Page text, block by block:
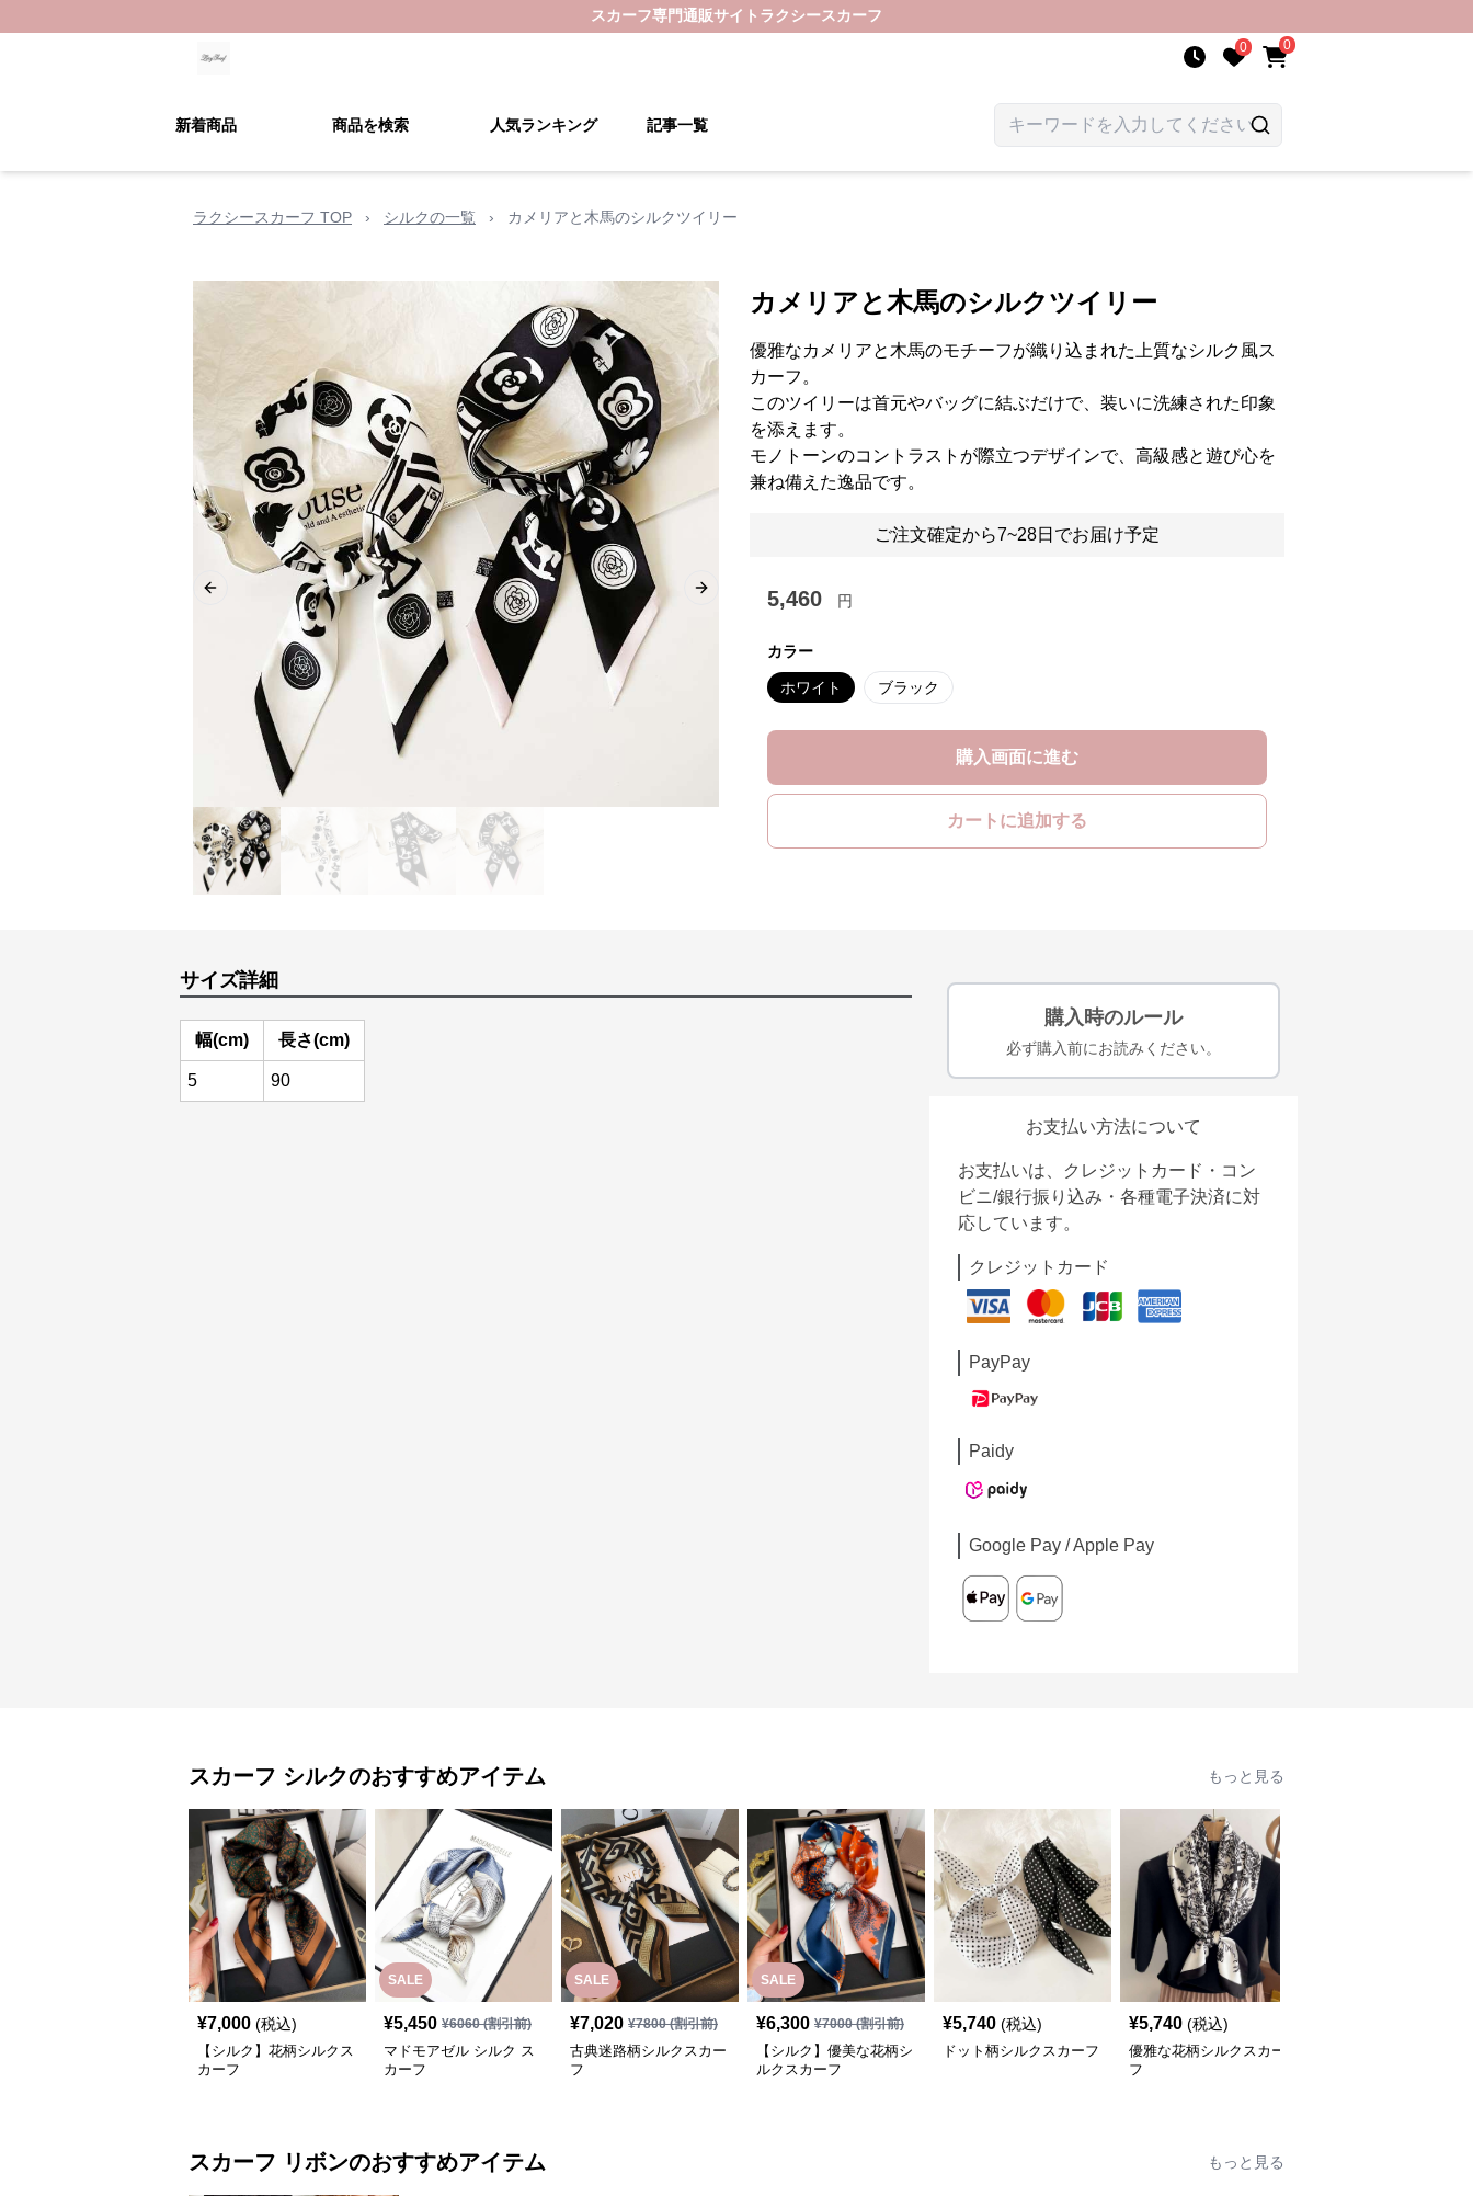
スカーフ専門通販サイト ラクシースカーフ
0 0
新着商品 商品を検索 人気ランキング 記事一覧
ラクシースカーフ TOP › シルクの一覧 › カメリアと木馬のシルクツイリー
Previous slide Next slide
カメリアと木馬のシルクツイリー
優雅なカメリアと木馬のモチーフが織り込まれた上質なシルク風ス
カーフ。
このツイリーは首元やバッグに結ぶだけで、装いに洗練された印象
を添えます。
モノトーンのコントラストが際立つデザインで、高級感と遊び心を
兼ね備えた逸品です。
ご注文確定から7~28日でお届け予定
5,460 円
カラー
ホワイト ブラック
購入画面に進む
カートに追加する
サイズ詳細
幅(cm) 長さ(cm)
5 90
購入時のルール
必ず購入前にお読みください。
お支払い方法について
お支払いは、クレジットカード・コン
ビニ/銀行振り込み・各種電子決済に対
応しています。
クレジットカード
PayPay
Paidy
Google Pay / Apple Pay
スカーフ シルクのおすすめアイテム もっと見る
¥7,000 (税込)
【シルク】花柄シルクス
カーフ
SALE
¥5,450 ¥6060(割引前)
マドモアゼル シルク ス
カーフ
SALE
¥7,020 ¥7800(割引前)
古典迷路柄シルクスカー
フ
SALE
¥6,300 ¥7000(割引前)
【シルク】優美な花柄シ
ルクスカーフ
¥5,740 (税込)
ドット柄シルクスカーフ
¥5,740 (税込)
優雅な花柄シルクスカー
フ
スカーフ リボンのおすすめアイテム もっと見る